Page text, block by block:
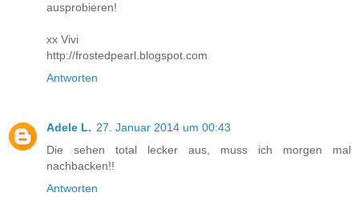
ausprobieren!
xx Vivi
http://frostedpearl.blogspot.com
Antworten
Adele L. 27. Januar 2014 um 00:43
Die sehen total lecker aus, muss ich morgen mal
nachbacken!!
Antworten